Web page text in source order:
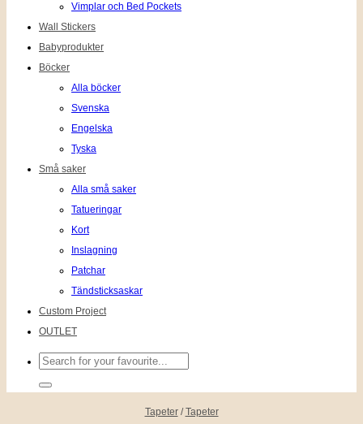
Vimplar och Bed Pockets
Wall Stickers
Babyprodukter
Böcker
Alla böcker
Svenska
Engelska
Tyska
Små saker
Alla små saker
Tatueringar
Kort
Inslagning
Patchar
Tändsticksaskar
Custom Project
OUTLET
Sök
efter:
Tapeter / Tapeter